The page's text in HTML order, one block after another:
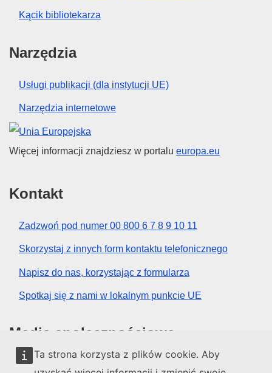
Ta strona korzysta z plików cookie. Aby
Kącik bibliotekarza
Narzędzia
Usługi publikacji (dla instytucji UE)
Narzędzia internetowe
Unia Europejska
Więcej informacji znajdziesz w portalu europa.eu
Kontakt
Zadzwoń pod numer 00 800 6 7 8 9 10 11
Skorzystaj z innych form kontaktu telefonicznego
Napisz do nas, korzystając z formularza
Spotkaj się z nami w lokalnym punkcie UE
Media społecznościowe
Obserwuj UE w mediach społecznościowych